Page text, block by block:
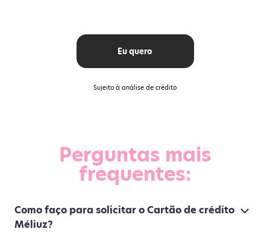
Eu quero
Sujeito à análise de crédito
Perguntas mais
frequentes:
Como faço para solicitar o Cartão de crédito
Méliuz?